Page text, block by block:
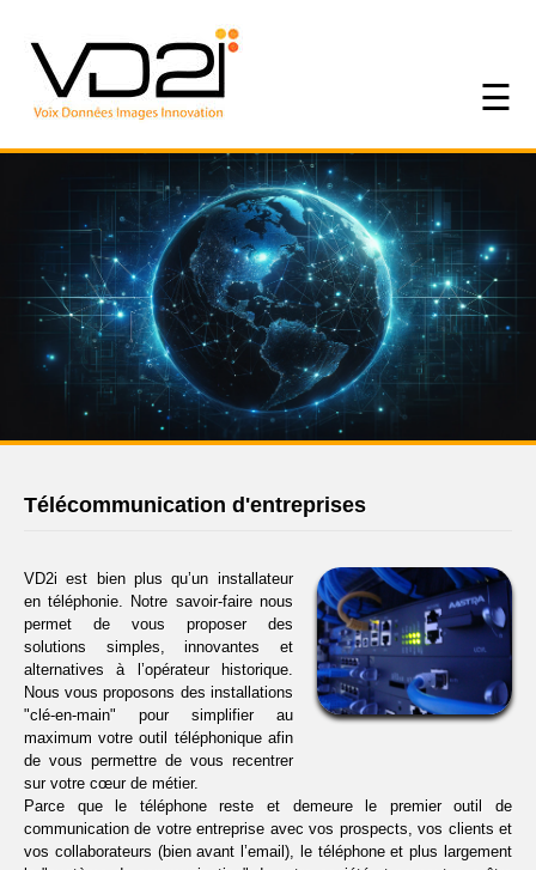
☰
Télécommunication d'entreprises
VD2i est bien plus qu’un installateur
en téléphonie. Notre savoir-faire nous
permet de vous proposer des
solutions simples, innovantes et
alternatives à l’opérateur historique.
Nous vous proposons des installations
"clé-en-main" pour simplifier au
maximum votre outil téléphonique afin
de vous permettre de vous recentrer
sur votre cœur de métier.
Parce que le téléphone reste et demeure le premier outil de
communication de votre entreprise avec vos prospects, vos clients et
vos collaborateurs (bien avant l’email), le téléphone et plus largement